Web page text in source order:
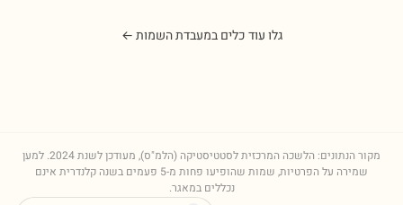
גלו עוד כלים במעבדת השמות ←
מקור הנתונים: הלשכה המרכזית לסטטיסטיקה (הלמ"ס), מעודכן לשנת2024. למען
שמירה על הפרטיות, שמות שהופיעו פחות מ-5 פעמים בשנה קלנדרית אינם
נכללים במאגר.